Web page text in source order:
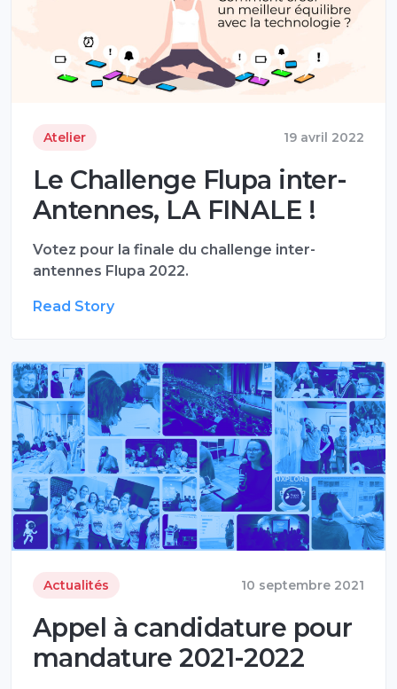
Atelier 19 avril 2022
Le Challenge Flupa inter-
Antennes, LA FINALE !
Votez pour la finale du challenge inter-
antennes Flupa 2022.
Read Story
Actualités 10 septembre 2021
Appel à candidature pour
mandature 2021-2022